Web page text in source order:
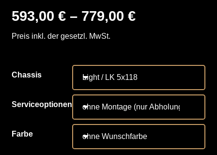
593,00 € – 779,00 €
Preis inkl. der gesetzl. MwSt.
Chassis
Serviceoptionen
Farbe